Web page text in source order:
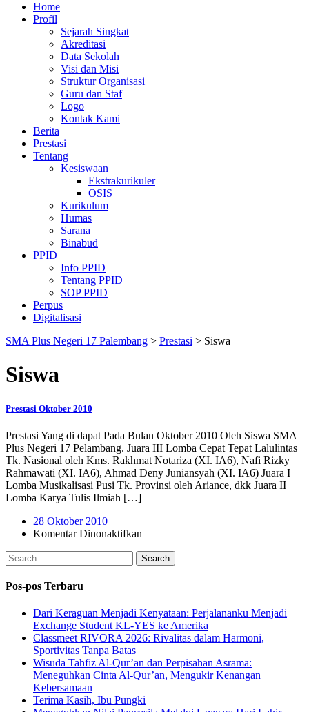
Home
Profil
Sejarah Singkat
Akreditasi
Data Sekolah
Visi dan Misi
Struktur Organisasi
Guru dan Staf
Logo
Kontak Kami
Berita
Prestasi
Tentang
Kesiswaan
Ekstrakurikuler
OSIS
Kurikulum
Humas
Sarana
Binabud
PPID
Info PPID
Tentang PPID
SOP PPID
Perpus
Digitalisasi
SMA Plus Negeri 17 Palembang > Prestasi > Siswa
Siswa
Prestasi Oktober 2010
Prestasi Yang di dapat Pada Bulan Oktober 2010 Oleh Siswa SMA
Plus Negeri 17 Pelambang. Juara III Lomba Cepat Tepat Lalulintas
Tk. Nasional oleh Kms. Rakhmat Notariza (XI. IA6), Nafi Rizky
Rahmawati (XI. IA6), Ahmad Deny Juniansyah (XI. IA6) Juara I
Lomba Musikalisasi Pusi Tk. Provinsi oleh Ariance, dkk Juara II
Lomba Karya Tulis Ilmiah […]
28 Oktober 2010
Komentar Dinonaktifkan
Oktober
Search
Pos-pos Terbaru
Dari Keraguan Menjadi Kenyataan: Perjalananku Menjadi
Exchange Student KL-YES ke Amerika
Classmeet RIVORA 2026: Rivalitas dalam Harmoni,
Sportivitas Tanpa Batas
Wisuda Tahfiz Al-Qur’an dan Perpisahan Asrama:
Meneguhkan Cinta Al-Qur’an, Mengukir Kenangan
Kebersamaan
Terima Kasih, Ibu Pungki